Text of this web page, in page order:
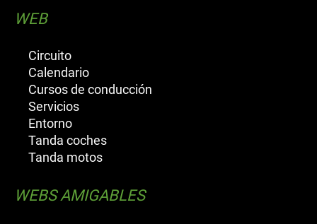
WEB
Circuito
Calendario
Cursos de conducción
Servicios
Entorno
Tanda coches
Tanda motos
WEBS AMIGABLES